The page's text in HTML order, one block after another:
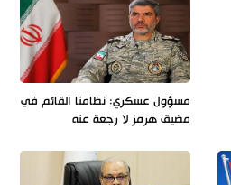
مسؤول عسكري: نظامنا القائم في
مضيق هرمز لا رجعة عنه